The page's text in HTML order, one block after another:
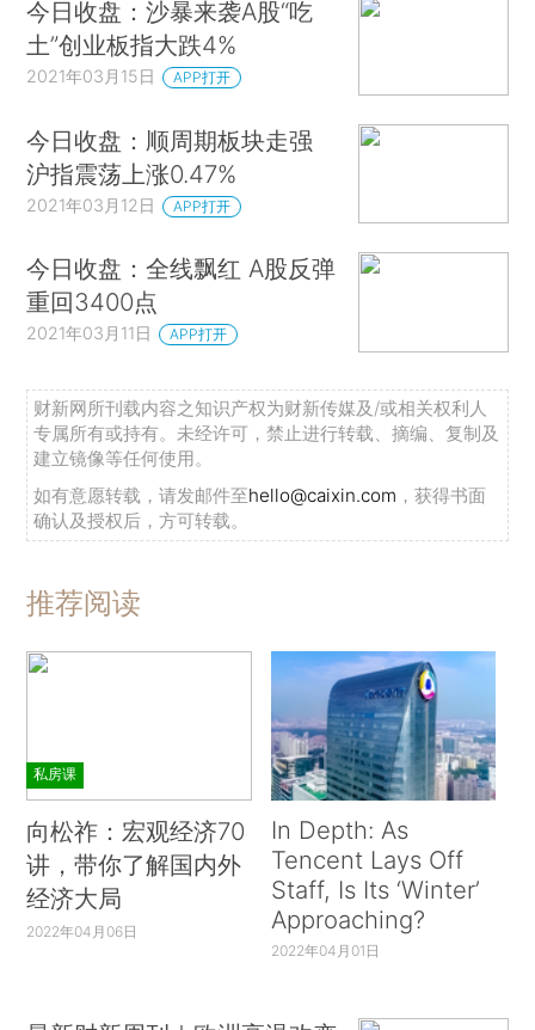
今日收盘：沙暴来袭A股“吃
土”创业板指大跌4%
2021年03月15日 APP打开
今日收盘：顺周期板块走强
沪指震荡上涨0.47%
2021年03月12日 APP打开
今日收盘：全线飘红 A股反弹
重回3400点
2021年03月11日 APP打开
财新网所刊载内容之知识产权为财新传媒及/或相关权利人
专属所有或持有。未经许可，禁止进行转载、摘编、复制及
建立镜像等任何使用。
如有意愿转载，请发邮件至hello@caixin.com ，获得书面
确认及授权后，方可转载。
推荐阅读
私房课
向松祚：宏观经济70
讲，带你了解国内外
经济大局
2022年04月06日
In Depth: As
Tencent Lays Off
Staff, Is Its ‘Winter’
Approaching?
2022年04月01日